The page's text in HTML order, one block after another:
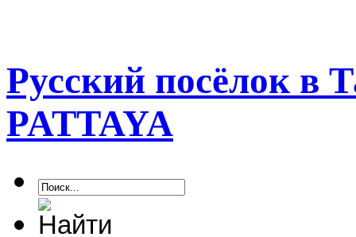
Русский посёлок в
PATTAYA